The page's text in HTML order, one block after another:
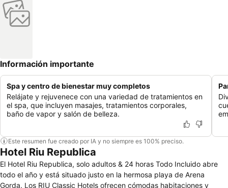
Información importante
Spa y centro de bienestar muy completos
Relájate y rejuvenece con una variedad de tratamientos en
el spa, que incluyen masajes, tratamientos corporales,
baño de vapor y salón de belleza.
Este resumen fue creado por IA y no siempre es 100% preciso.
Hotel Riu Republica
El Hotel Riu Republica, solo adultos & 24 horas Todo Incluido abre
todo el año y está situado justo en la hermosa playa de Arena
Gorda. Los RIU Classic Hotels ofrecen cómodas habitaciones y